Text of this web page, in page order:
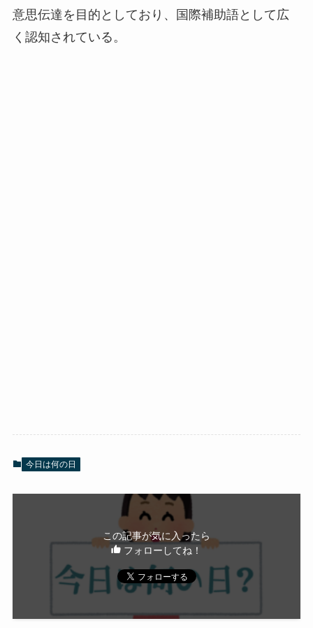
意思伝達を目的としており、国際補助語として広
く認知されている。
今日は何の日
この記事が気に入ったら
フォローしてね！